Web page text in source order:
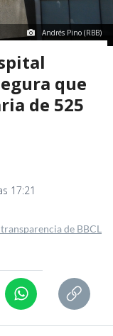
Andrés Pino (RBB)
que
de 525
17:21
de BBCL